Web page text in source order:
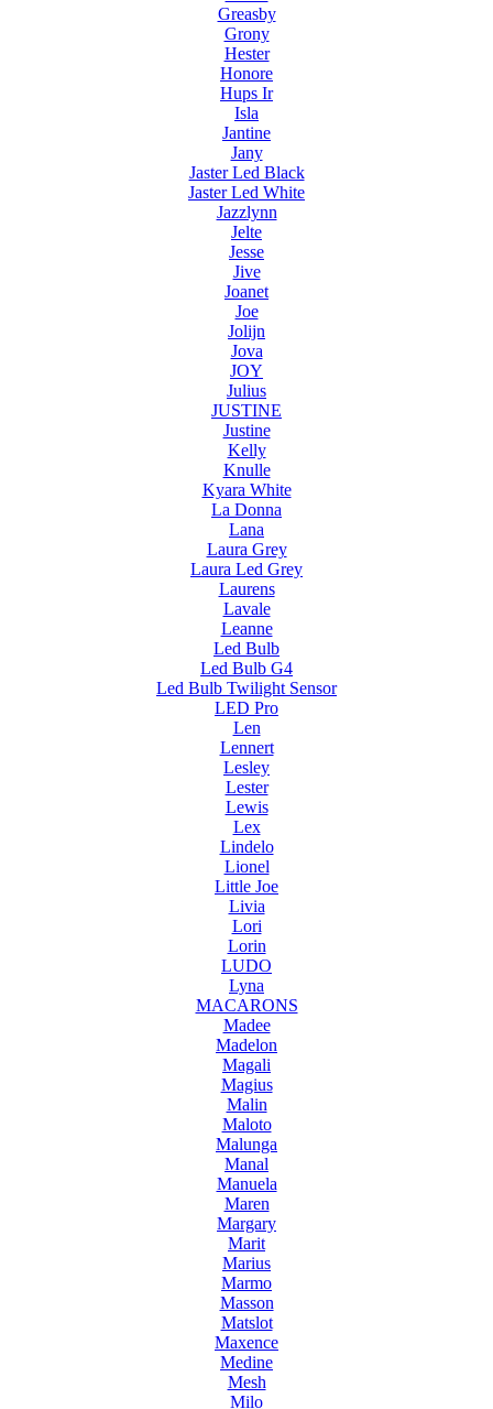
Greasby
Grony
Hester
Honore
Hups Ir
Isla
Jantine
Jany
Jaster Led Black
Jaster Led White
Jazzlynn
Jelte
Jesse
Jive
Joanet
Joe
Jolijn
Jova
JOY
Julius
JUSTINE
Justine
Kelly
Knulle
Kyara White
La Donna
Lana
Laura Grey
Laura Led Grey
Laurens
Lavale
Leanne
Led Bulb
Led Bulb G4
Led Bulb Twilight Sensor
LED Pro
Len
Lennert
Lesley
Lester
Lewis
Lex
Lindelo
Lionel
Little Joe
Livia
Lori
Lorin
LUDO
Lyna
MACARONS
Madee
Madelon
Magali
Magius
Malin
Maloto
Malunga
Manal
Manuela
Maren
Margary
Marit
Marius
Marmo
Masson
Matslot
Maxence
Medine
Mesh
Milo